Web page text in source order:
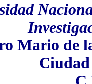
Mario de